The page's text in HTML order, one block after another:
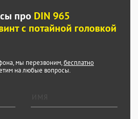
про DIN 965
с потайной головкой
мы перезвоним,бесплатно
на любые вопросы.